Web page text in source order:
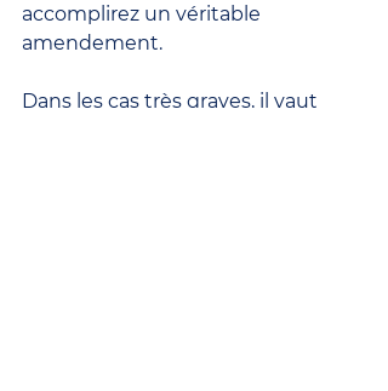
accomplirez un véritable
amendement.
Dans les cas très graves, il vaut